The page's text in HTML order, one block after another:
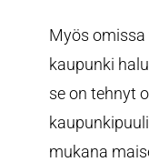
Myös
kaupunki
se on tehnyt
mukana